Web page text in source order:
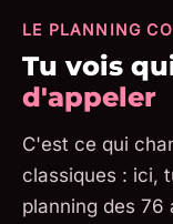
LE PLANNING
Tu vois
d'appeler
C'est ce qui
classiques : ici,
planning des 76